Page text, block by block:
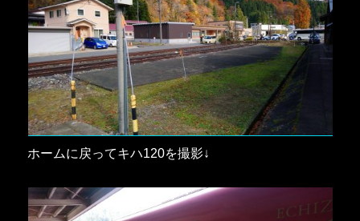
ホームに戻ってキハ120を撮影↓